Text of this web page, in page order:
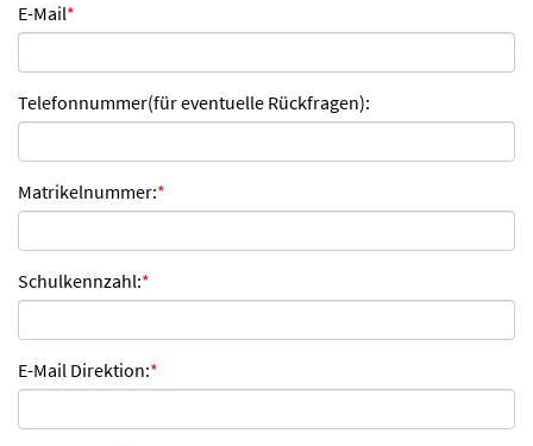
E-Mail*
Telefonnummer(für eventuelle Rückfragen):
Matrikelnummer:*
Schulkennzahl:*
E-Mail Direktion:*